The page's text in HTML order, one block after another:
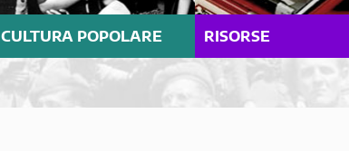
CULTURA POPOLARE RISORSE